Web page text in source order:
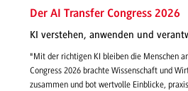
Der AI Transfer Congress 2026
KI verstehen, anwenden und
"Mit der richtigen KI bleiben die Menschen
Congress 2026 brachte Wissenschaft und
zusammen und bot wertvolle Einblicke,